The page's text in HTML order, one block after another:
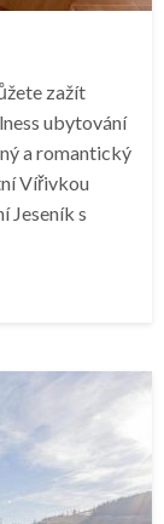
zažít
ubytování
a romantický
Vířivkou
Jeseník s